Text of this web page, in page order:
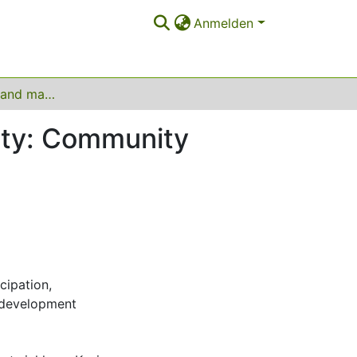
Anmelden
Rural livelihood, land management and biodiversity: Community Participation for Biodiversity Conservation
Community
,